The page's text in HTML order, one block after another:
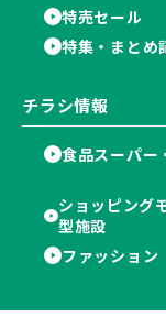
特売セール
特集・まとめ
チラシ情報
食品スーパー
ショッピング
型施設
ファッション